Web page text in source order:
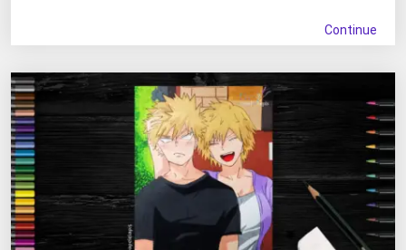
Continue